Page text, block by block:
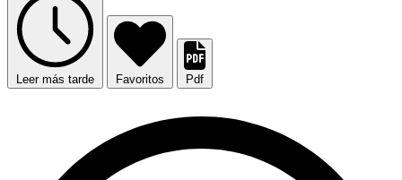
Leer más tarde Favoritos Pdf